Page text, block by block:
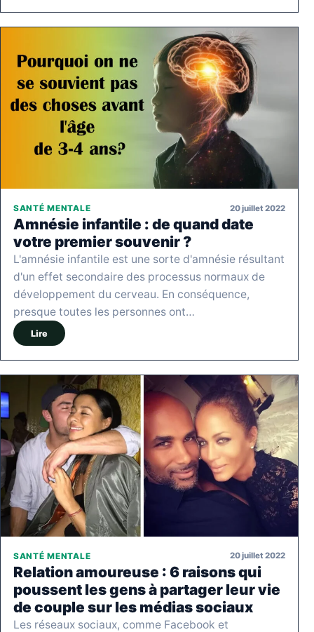
SANTÉ MENTALE 20 juillet 2022
Amnésie infantile : de quand date
votre premier souvenir ?
L'amnésie infantile est une sorte d'amnésie résultant
d'un effet secondaire des processus normaux de
développement du cerveau. En conséquence,
presque toutes les personnes ont…
Lire
SANTÉ MENTALE 20 juillet 2022
Relation amoureuse : 6 raisons qui
poussent les gens à partager leur vie
de couple sur les médias sociaux
Les réseaux sociaux, comme Facebook et